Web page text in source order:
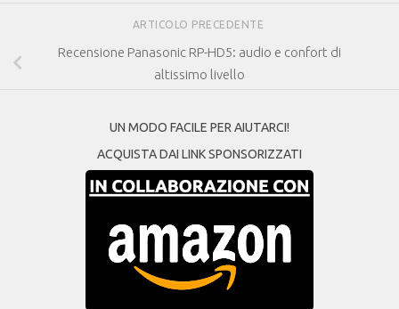
ARTICOLO PRECEDENTE
Recensione Panasonic RP-HD5: audio e confort di
altissimo livello
UN MODO FACILE PER AIUTARCI!
ACQUISTA DAI LINK SPONSORIZZATI